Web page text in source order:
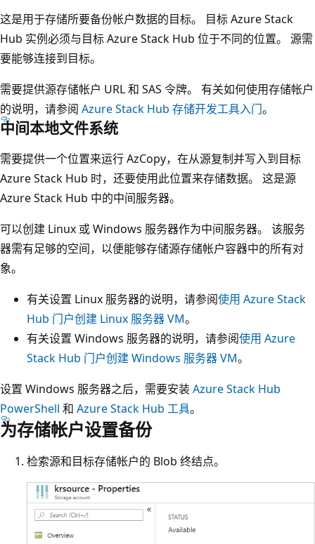
这是用于存储所要备份帐户数据的目标。 目标 Azure Stack
Hub 实例必须与目标 Azure Stack Hub 位于不同的位置。 源需
要能够连接到目标。
需要提供源存储帐户 URL 和 SAS 令牌。 有关如何使用存储帐户
的说明，请参阅 Azure Stack Hub 存储开发工具入门。
中间本地文件系统
需要提供一个位置来运行 AzCopy，在从源复制并写入到目标
Azure Stack Hub 时，还要使用此位置来存储数据。 这是源
Azure Stack Hub 中的中间服务器。
可以创建 Linux 或 Windows 服务器作为中间服务器。 该服务
器需有足够的空间，以便能够存储源存储帐户容器中的所有对
象。
有关设置 Linux 服务器的说明，请参阅使用 Azure Stack
Hub 门户创建 Linux 服务器 VM。
有关设置 Windows 服务器的说明，请参阅使用 Azure
Stack Hub 门户创建 Windows 服务器 VM。
设置 Windows 服务器之后，需要安装Azure Stack Hub
PowerShell 和 Azure Stack Hub 工具。
为存储帐户设置备份
检索源和目标存储帐户的 Blob 终结点。